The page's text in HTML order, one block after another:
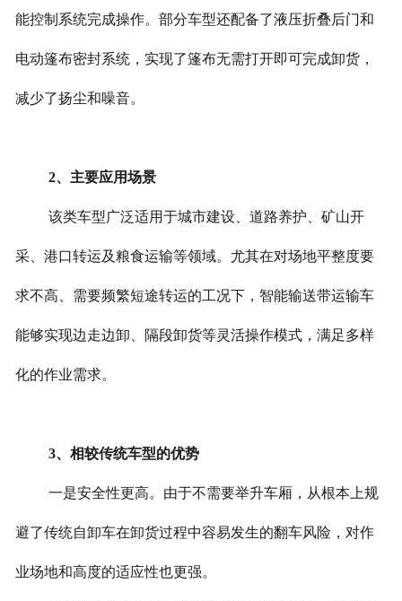
能控制系统完成操作。部分车型还配备了液压折叠后门和
电动篷布密封系统，实现了篷布无需打开即可完成卸货，
减少了扬尘和噪音。
2、主要应用场景
该类车型广泛适用于城市建设、道路养护、矿山开
采、港口转运及粮食运输等领域。尤其在对场地平整度要
求不高、需要频繁短途转运的工况下，智能输送带运输车
能够实现边走边卸、隔段卸货等灵活操作模式，满足多样
化的作业需求。
3、相较传统车型的优势
一是安全性更高。由于不需要举升车厢，从根本上规
避了传统自卸车在卸货过程中容易发生的翻车风险，对作
业场地和高度的适应性也更强。